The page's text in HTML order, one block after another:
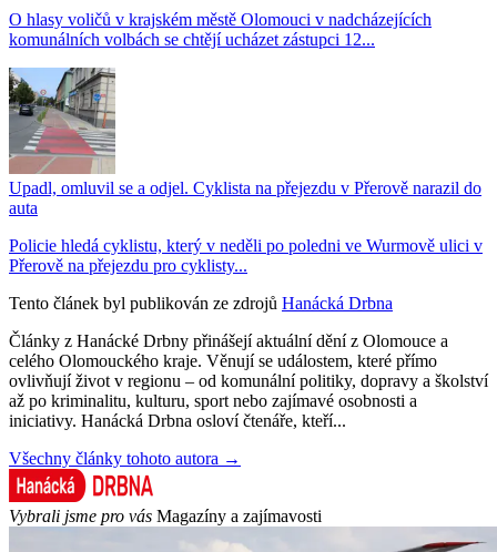
O hlasy voličů v krajském městě Olomouci v nadcházejících
komunálních volbách se chtějí ucházet zástupci 12...
Upadl, omluvil se a odjel. Cyklista na přejezdu v Přerově narazil do
auta
Policie hledá cyklistu, který v neděli po poledni ve Wurmově ulici v
Přerově na přejezdu pro cyklisty...
Tento článek byl publikován ze zdrojů Hanácká Drbna
Články z Hanácké Drbny přinášejí aktuální dění z Olomouce a
celého Olomouckého kraje. Věnují se událostem, které přímo
ovlivňují život v regionu – od komunální politiky, dopravy a školství
až po kriminalitu, kulturu, sport nebo zajímavé osobnosti a
iniciativy. Hanácká Drbna osloví čtenáře, kteří...
Všechny články tohoto autora →
Vybrali jsme pro vás Magazíny a zajímavosti